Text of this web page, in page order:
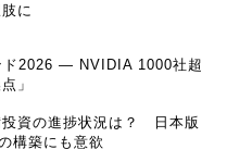
に
ド2026 ― NVIDIA 1000社超
」
投資の進捗状況は？ 日本版
構築にも意欲